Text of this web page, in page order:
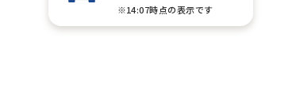
※14:07時点の表示です